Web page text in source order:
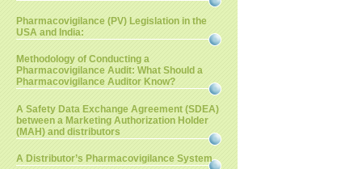
Pharmacovigilance (PV) Legislation in the
USA and India:
Methodology of Conducting a
Pharmacovigilance Audit: What Should a
Pharmacovigilance Auditor Know?
A Safety Data Exchange Agreement (SDEA)
between a Marketing Authorization Holder
(MAH) and distributors
A Distributor’s Pharmacovigilance System